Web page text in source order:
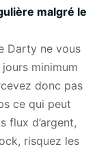
malgré le
Darty ne vous
jours minimum
donc pas
ce qui peut
flux d’argent,
risquez les